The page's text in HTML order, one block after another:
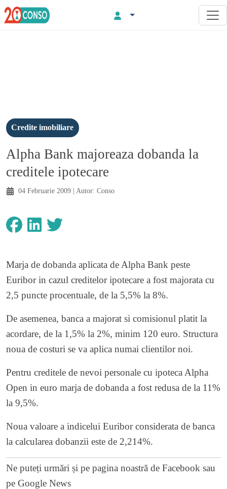
Credite imobiliare
Alpha Bank majoreaza dobanda la
creditele ipotecare
04 Februarie 2009 | Autor: Conso
Marja de dobanda aplicata de Alpha Bank peste
Euribor in cazul creditelor ipotecare a fost majorata cu
2,5 puncte procentuale, de la 5,5% la 8%.
De asemenea, banca a majorat si comisionul platit la
acordare, de la 1,5% la 2%, minim 120 euro. Structura
noua de costuri se va aplica numai clientilor noi.
Pentru creditele de nevoi personale cu ipoteca Alpha
Open in euro marja de dobanda a fost redusa de la 11%
la 9,5%.
Noua valoare a indicelui Euribor considerata de banca
la calcularea dobanzii este de 2,214%.
Ne puteți urmări și pe pagina noastră de Facebook sau
pe Google News